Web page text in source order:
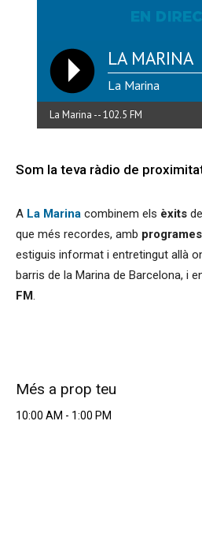
LA MARINA
La Marina
La Marina -- 102.5 FM
Som la teva ràdio de
A La Marina combinem els èxits
que més recordes, amb
estiguis informat i entretingut allà
barris de la Marina de Barcelona, i
FM.
Més a prop teu
10:00 AM - 1:00 PM